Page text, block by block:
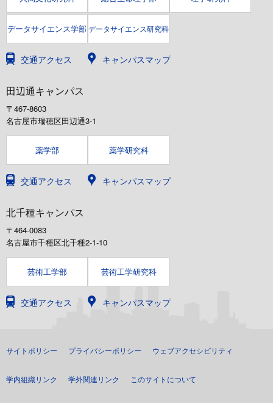
データサイエンス学部データサイエンス研究科
交通アクセス キャンパスマップ
田辺通キャンパス
〒467-8603
名古屋市瑞穂区田辺通3-1
薬学部 薬学研究科
交通アクセス キャンパスマップ
北千種キャンパス
〒464-0083
名古屋市千種区北千種2-1-10
芸術工学部 芸術工学研究科
交通アクセス キャンパスマップ
サイトポリシー プライバシーポリシー ウェブアクセシビリティ
学内組織リンク 学外関連リンク このサイトについて